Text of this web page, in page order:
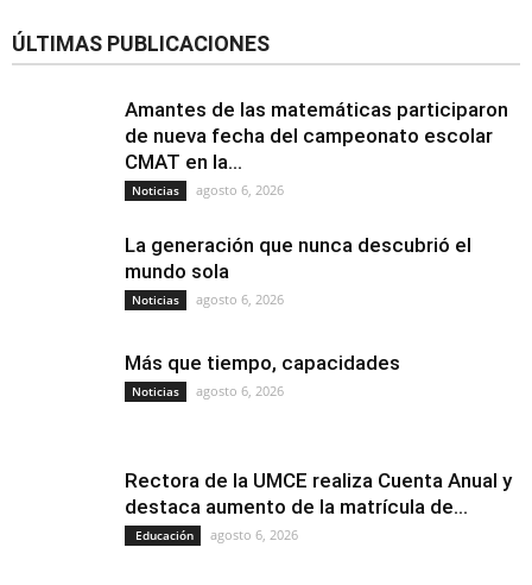
ÚLTIMAS PUBLICACIONES
Amantes de las matemáticas participaron
de nueva fecha del campeonato escolar
CMAT en la...
Noticias agosto 6, 2026
La generación que nunca descubrió el
mundo sola
Noticias agosto 6, 2026
Más que tiempo, capacidades
Noticias agosto 6, 2026
Rectora de la UMCE realiza Cuenta Anual y
destaca aumento de la matrícula de...
Educación agosto 6, 2026